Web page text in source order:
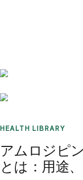
HEALTH LIBRARY
アムロジピ
とは：用途